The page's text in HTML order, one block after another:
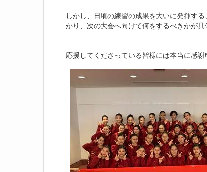
しかし、日頃の練習の成果を大いに発揮す
かり、次の大会へ向けて何をするべきかが具
応援してくださっている皆様には本当に感